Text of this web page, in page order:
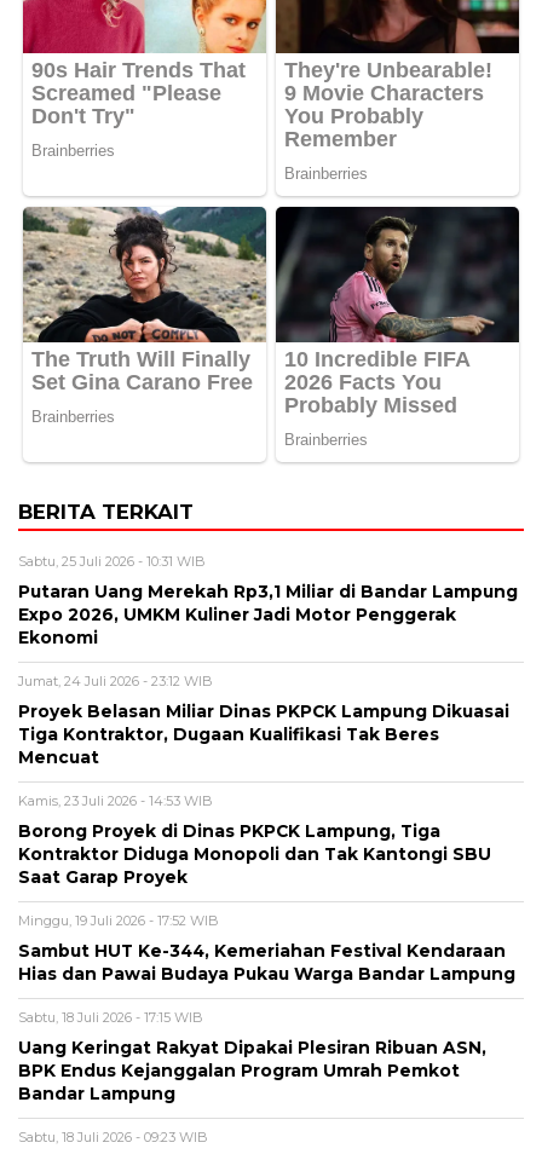
BERITA TERKAIT
Sabtu, 25 Juli 2026 - 10:31 WIB
Putaran Uang Merekah Rp3,1 Miliar di Bandar Lampung
Expo 2026, UMKM Kuliner Jadi Motor Penggerak
Ekonomi
Jumat, 24 Juli 2026 - 23:12 WIB
Proyek Belasan Miliar Dinas PKPCK Lampung Dikuasai
Tiga Kontraktor, Dugaan Kualifikasi Tak Beres
Mencuat
Kamis, 23 Juli 2026 - 14:53 WIB
Borong Proyek di Dinas PKPCK Lampung, Tiga
Kontraktor Diduga Monopoli dan Tak Kantongi SBU
Saat Garap Proyek
Minggu, 19 Juli 2026 - 17:52 WIB
Sambut HUT Ke-344, Kemeriahan Festival Kendaraan
Hias dan Pawai Budaya Pukau Warga Bandar Lampung
Sabtu, 18 Juli 2026 - 17:15 WIB
Uang Keringat Rakyat Dipakai Plesiran Ribuan ASN,
BPK Endus Kejanggalan Program Umrah Pemkot
Bandar Lampung
Sabtu, 18 Juli 2026 - 09:23 WIB